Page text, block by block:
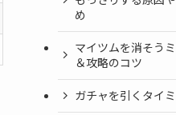
め
マイツムを消そう
＆攻略のコツ
ガチャを引くタイ